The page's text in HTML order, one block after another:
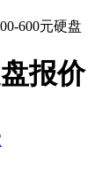
600元硬盘
报价